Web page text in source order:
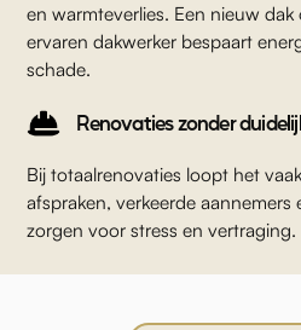
en warmteverlies. Een nieuw
ervaren dakwerker bespaart
schade.
Renovaties zonder
Bij totaalrenovaties loopt het
afspraken, verkeerde
zorgen voor stress en vertraging.